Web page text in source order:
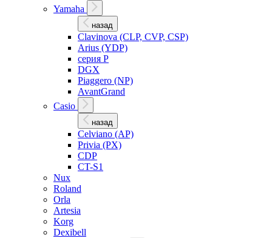
Yamaha
назад
Clavinova (CLP, CVP, CSP)
Arius (YDP)
серия P
DGX
Piaggero (NP)
AvantGrand
Casio
назад
Celviano (AP)
Privia (PX)
CDP
CT-S1
Nux
Roland
Orla
Artesia
Korg
Dexibell